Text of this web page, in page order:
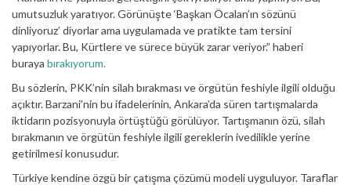
umutsuzluk yaratıyor. Görünüşte ‘Başkan Öcalan’ın sözünü
dinliyoruz’ diyorlar ama uygulamada ve pratikte tam tersini
yapıyorlar. Bu, Kürtlere ve sürece büyük zarar veriyor.” haberi
buraya bırakıyorum.
Bu sözlerin, PKK’nin silah bırakması ve örgütün feshiyle ilgili olduğu
açıktır. Barzani’nin bu ifadelerinin, Ankara’da süren tartışmalarda
iktidarın pozisyonuyla örtüştüğü görülüyor. Tartışmanın özü, silah
bırakmanın ve örgütün feshiyle ilgili gereklerin ivedilikle yerine
getirilmesi konusudur.
Türkiye kendine özgü bir çatışma çözümü modeli uyguluyor. Taraflar